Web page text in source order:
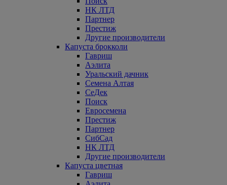
НК ЛТД
Партнер
Престиж
Другие производители
Капуста брокколи
Гавриш
Аэлита
Уральский дачник
Семена Алтая
СеДек
Поиск
Евросемена
Престиж
Партнер
СибСад
НК ЛТД
Другие производители
Капуста цветная
Гавриш